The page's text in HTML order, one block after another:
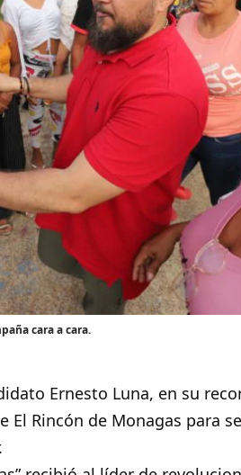
cara a cara.
Ernesto Luna, en su
El Rincón de Monagas para